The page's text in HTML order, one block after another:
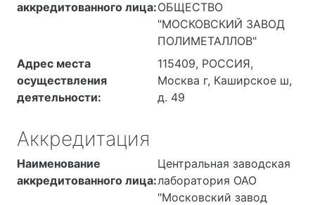
аккредитованного лица:ОБЩЕСТВО
"МОСКОВСКИЙ ЗАВОД
ПОЛИМЕТАЛЛОВ"
Адрес места
осуществления
деятельности:
115409, РОССИЯ,
Москва г, Каширское ш,
д. 49
Аккредитация
Наименование
аккредитованного лица:
Центральная заводская
лаборатория ОАО
"Московский завод